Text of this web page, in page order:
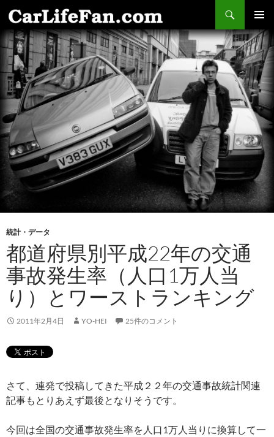
索
メインメ
ニュー
コ
ン
テ
ン
ツ
へ
ス
キ
ッ
プ
統計・データ
都道府県別平成22年の交通
事故発生率（人口1万人当
り）とワーストランキング
2011年2月4日 YO-HEI 25件のコメント
さて、連発で投稿してきた平成２２年の交通事故統計関連
記事もとりあえず最後となりそうです。
今回は全国の交通事故発生率を人口1万人当りに換算して一